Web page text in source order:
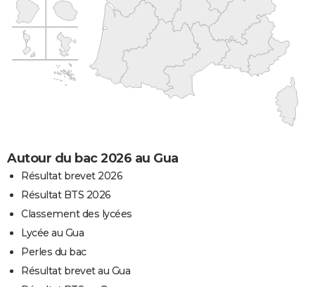
Autour du bac 2026 au Gua
Résultat brevet 2026
Résultat BTS 2026
Classement des lycées
Lycée au Gua
Perles du bac
Résultat brevet au Gua